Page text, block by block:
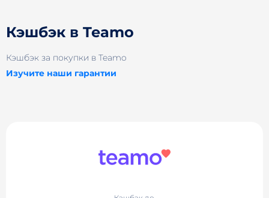
Кэшбэк в Teamo
Кэшбэк за покупки в Teamo
Изучите наши гарантии